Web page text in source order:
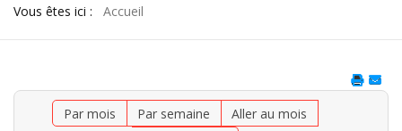
Vous êtes ici : Accueil
Par mois Par semaine
Aller au mois